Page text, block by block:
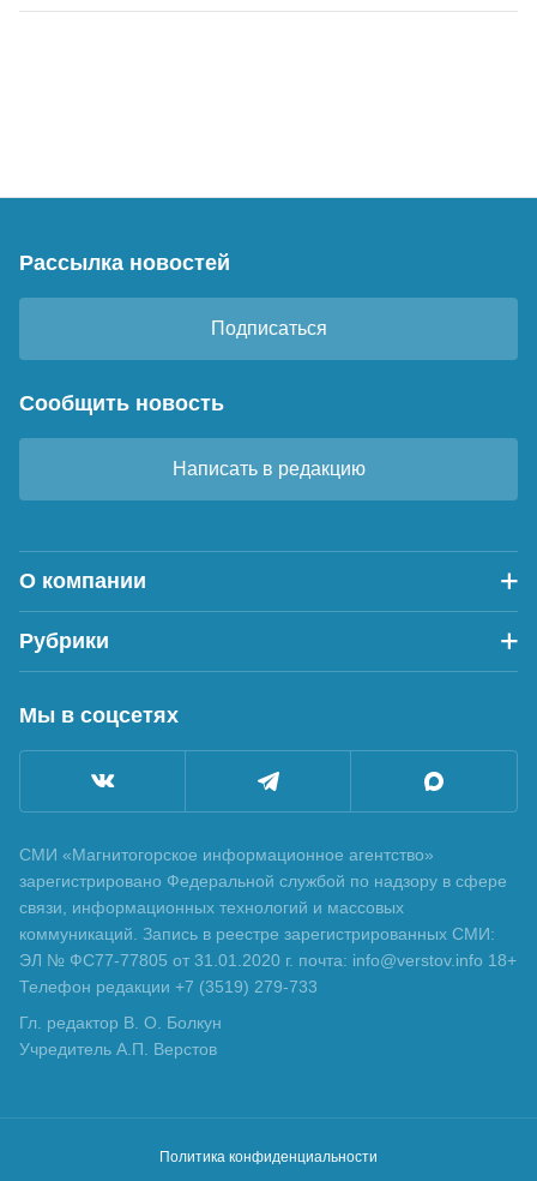
Рассылка новостей
Подписаться
Сообщить новость
Написать в редакцию
О компании
Рубрики
Мы в соцсетях
СМИ «Магнитогорское информационное агентство»
зарегистрировано Федеральной службой по надзору в сфере
связи, информационных технологий и массовых
коммуникаций. Запись в реестре зарегистрированных СМИ:
ЭЛ № ФС77-77805 от 31.01.2020 г. почта: info@verstov.info 18+
Телефон редакции +7 (3519) 279-733
Гл. редактор В. О. Болкун
Учредитель А.П. Верстов
Политика конфиденциальности